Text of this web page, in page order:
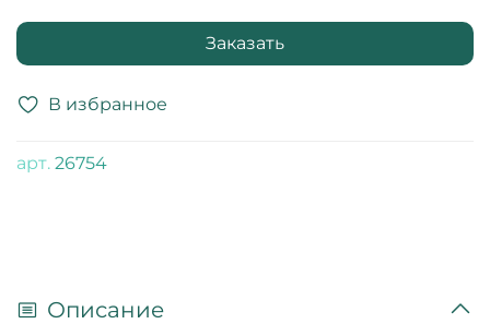
В избранное
арт. 26754
Заказать
Описание